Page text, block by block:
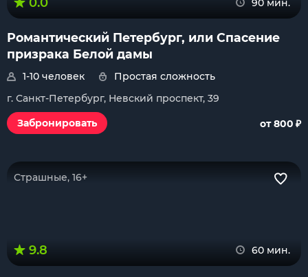
90 мин.
Романтический Петербург, или Спасение
призрака Белой дамы
1-10 человек
Простая сложность
г. Санкт-Петербург, Невский проспект, 39
Забронировать
от 800 ₽
Страшные, 16+
9.8 60 мин.